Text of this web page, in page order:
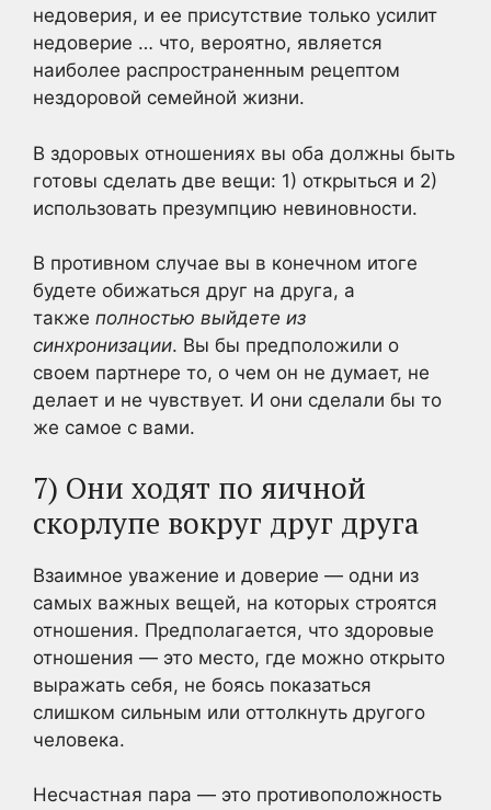
недоверия, и ее присутствие только усилит
недоверие … что, вероятно, является
наиболее распространенным рецептом
нездоровой семейной жизни.
В здоровых отношениях вы оба должны быть
готовы сделать две вещи: 1) открыться и 2)
использовать презумпцию невиновности.
В противном случае вы в конечном итоге
будете обижаться друг на друга, а
также полностью выйдете из
синхронизации. Вы бы предположили о
своем партнере то, о чем он не думает, не
делает и не чувствует. И они сделали бы то
же самое с вами.
7) Они ходят по яичной
скорлупе вокруг друг друга
Взаимное уважение и доверие — одни из
самых важных вещей, на которых строятся
отношения. Предполагается, что здоровые
отношения — это место, где можно открыто
выражать себя, не боясь показаться
слишком сильным или оттолкнуть другого
человека.
Несчастная пара — это противоположность